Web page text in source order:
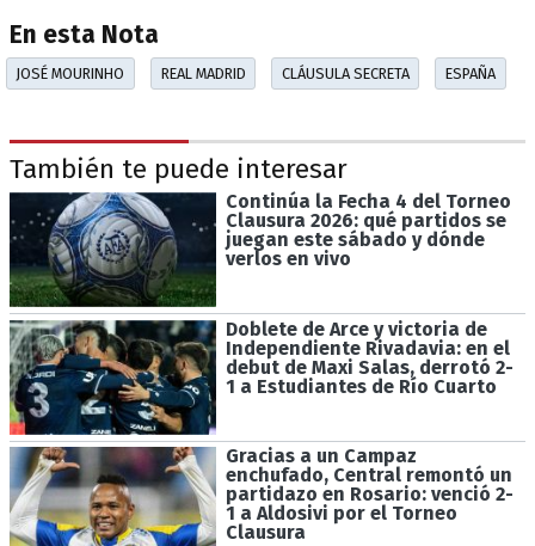
En esta Nota
JOSÉ MOURINHO REAL MADRID CLÁUSULA SECRETA ESPAÑA
También te puede interesar
Continúa la Fecha 4 del Torneo
Clausura 2026: qué partidos se
juegan este sábado y dónde
verlos en vivo
Doblete de Arce y victoria de
Independiente Rivadavia: en el
debut de Maxi Salas, derrotó 2-
1 a Estudiantes de Río Cuarto
Gracias a un Campaz
enchufado, Central remontó un
partidazo en Rosario: venció 2-
1 a Aldosivi por el Torneo
Clausura